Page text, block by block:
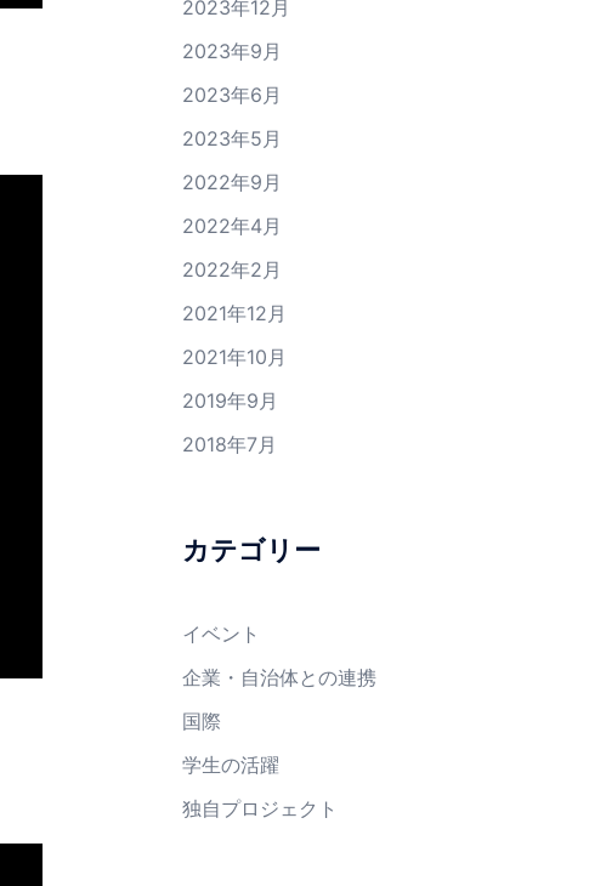
2023年12月
2023年9月
2023年6月
2023年5月
2022年9月
2022年4月
2022年2月
2021年12月
2021年10月
2019年9月
2018年7月
カテゴリー
イベント
企業・自治体との連携
国際
学生の活躍
独自プロジェクト